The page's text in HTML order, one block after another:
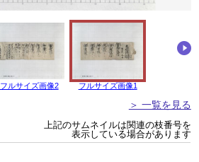
フルサイズ画像2 フルサイズ画像1
＞ 一覧を見る
上記のサムネイルは関連の枝番号を
表示している場合があります